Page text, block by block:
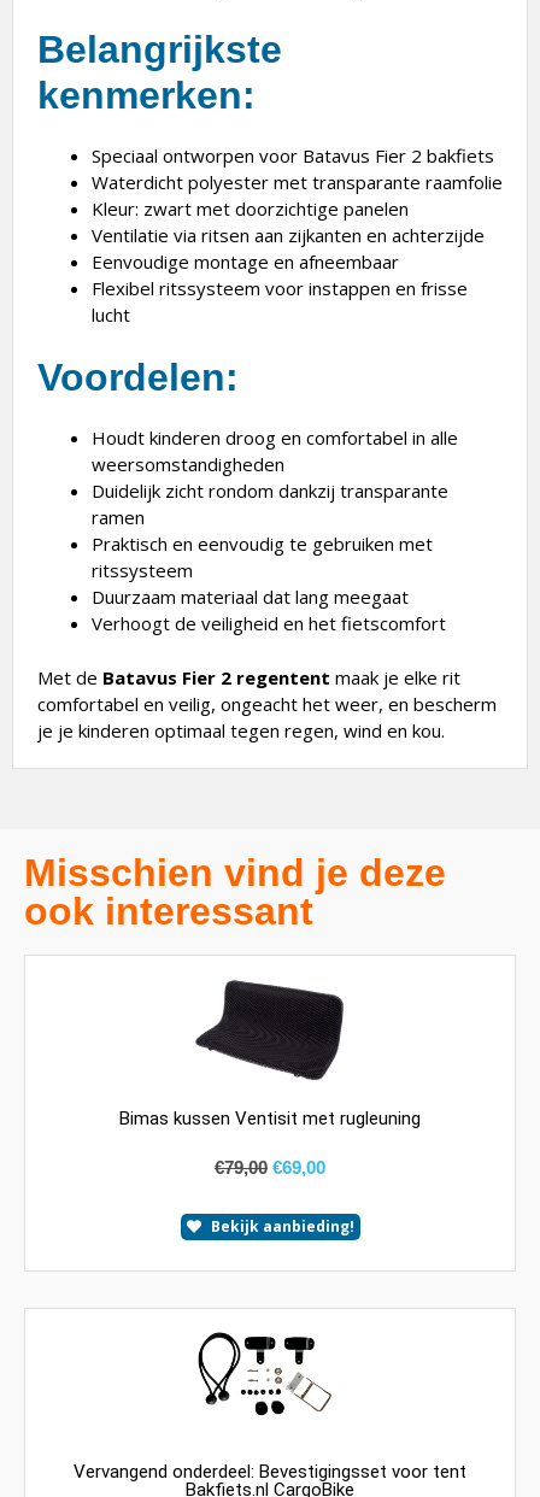
Belangrijkste
kenmerken:
Speciaal ontworpen voor Batavus Fier 2 bakfiets
Waterdicht polyester met transparante raamfolie
Kleur: zwart met doorzichtige panelen
Ventilatie via ritsen aan zijkanten en achterzijde
Eenvoudige montage en afneembaar
Flexibel ritssysteem voor instappen en frisse
lucht
Voordelen:
Houdt kinderen droog en comfortabel in alle
weersomstandigheden
Duidelijk zicht rondom dankzij transparante
ramen
Praktisch en eenvoudig te gebruiken met
ritssysteem
Duurzaam materiaal dat lang meegaat
Verhoogt de veiligheid en het fietscomfort
Met de Batavus Fier 2 regentent maak je elke rit
comfortabel en veilig, ongeacht het weer, en bescherm
je je kinderen optimaal tegen regen, wind en kou.
Misschien vind je deze
ook interessant
Bimas kussen Ventisit met rugleuning
€79,00 €69,00
Bekijk aanbieding!
Vervangend onderdeel: Bevestigingsset voor tent
Bakfiets.nl CargoBike